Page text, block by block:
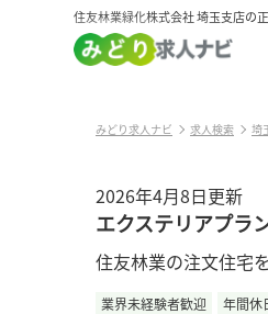
住友林業緑化株式会社 埼玉支店の
みどり求人ナビ 求人検索 埼
2026年4月8日更新
エクステリアプラ
住友林業の注文住宅
業界未経験者歓迎 年間休